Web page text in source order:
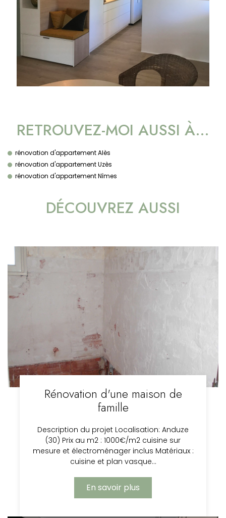
RETROUVEZ-MOI AUSSI À…
rénovation d'appartement Alès
rénovation d'appartement Uzès
rénovation d'appartement Nîmes
DÉCOUVREZ AUSSI
Rénovation d'une maison de
famille
Description du projet Localisation: Anduze
(30) Prix au m2 : 1000€/m2 cuisine sur
mesure et électroménager inclus Matériaux :
cuisine et plan vasque…
En savoir plus